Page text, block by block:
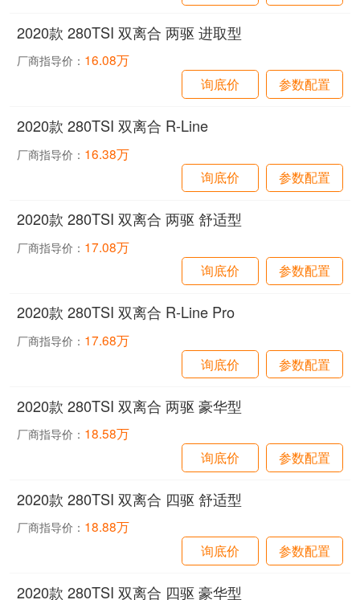
2020款 280TSI 双离合 两驱 进取型
厂商指导价： 16.08万
询底价
参数配置
2020款 280TSI 双离合 R-Line
厂商指导价： 16.38万
询底价
参数配置
2020款 280TSI 双离合 两驱 舒适型
厂商指导价： 17.08万
询底价
参数配置
2020款 280TSI 双离合 R-Line Pro
厂商指导价： 17.68万
询底价
参数配置
2020款 280TSI 双离合 两驱 豪华型
厂商指导价： 18.58万
询底价
参数配置
2020款 280TSI 双离合 四驱 舒适型
厂商指导价： 18.88万
询底价
参数配置
2020款 280TSI 双离合 四驱 豪华型